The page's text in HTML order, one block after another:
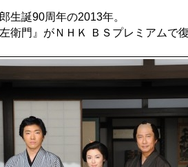
生誕90周年の2013年。
左衛門』がＮＨＫ ＢＳプレミアムで